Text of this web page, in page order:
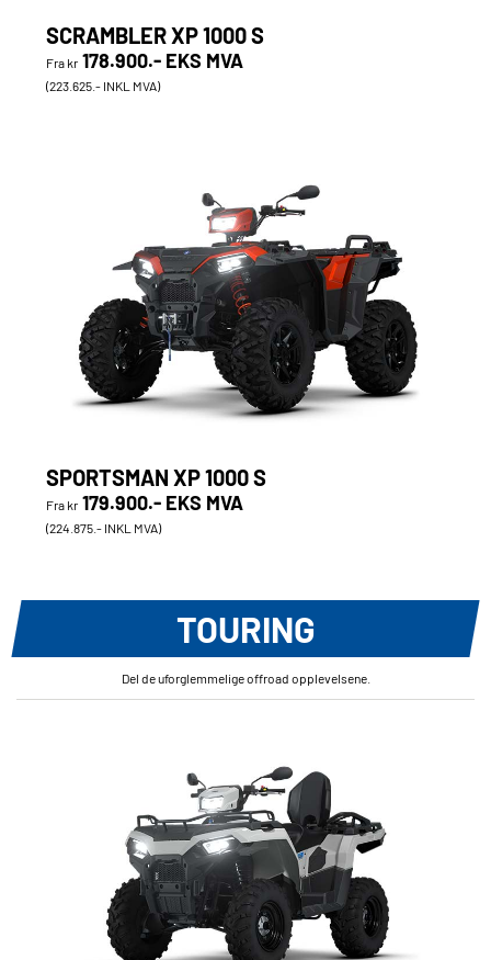
SCRAMBLER XP 1000 S
Fra kr 178.900.- EKS MVA
(223.625.- INKL MVA)
SPORTSMAN XP 1000 S
Fra kr 179.900.- EKS MVA
(224.875.- INKL MVA)
TOURING
Del de uforglemmelige offroad opplevelsene.